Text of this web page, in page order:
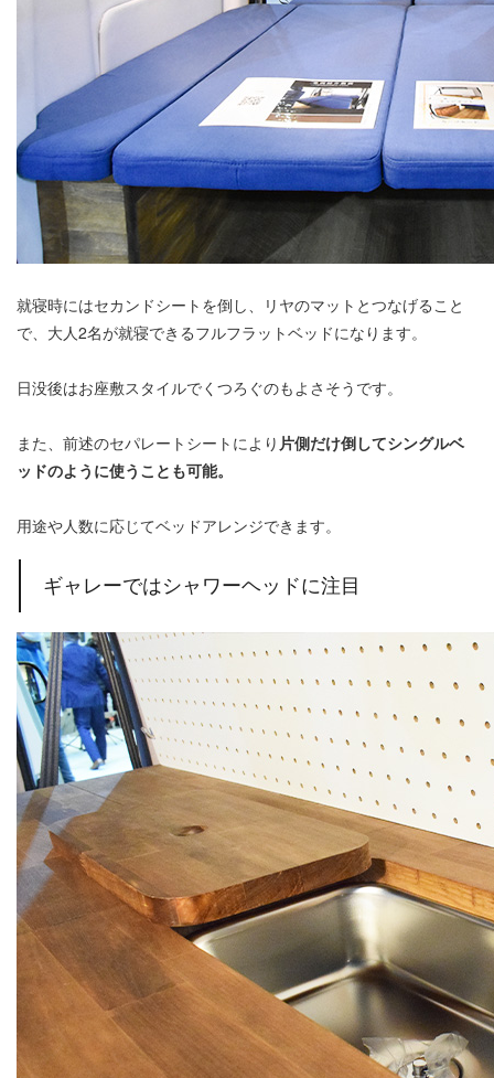
就寝時にはセカンドシートを倒し、リヤのマットとつなげること
で、大人2名が就寝できるフルフラットベッドになります。
日没後はお座敷スタイルでくつろぐのもよさそうです。
また、前述のセパレートシートにより 片側だけ倒してシングルベ
ッドのように使うことも可能。
用途や人数に応じてベッドアレンジできます。
ギャレーではシャワーヘッドに注目